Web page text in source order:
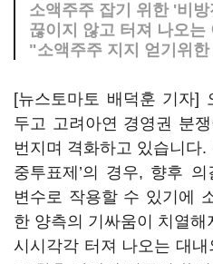
소액주주 잡기 위한 '비
끊이지 않고 터져 나오는
"소액주주 지지 얻기위
[뉴스토마토 배덕훈 기자]
두고 고려아연 경영권 분
번지며 격화하고 있습니다.
중투표제 ’의 경우, 향후 의
변수로 작용할 수 있기에
한 양측의 기싸움이 치열
시시각각 터져 나오는 대